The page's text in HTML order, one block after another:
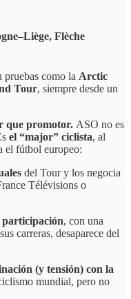
Flèche
pruebas como la Arctic
Tour, siempre desde un
que promotor. ASO no es
el “major” ciclista, al
el fútbol europeo:
del Tour y los negocia
Télévisions o
participación, con una
carreras, desaparece del
(y tensión) con la
mundial, pero no